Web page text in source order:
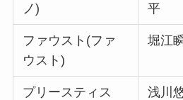
ノ)
平
ファウスト(ファ
ウスト)
堀江
プリースティス 浅川